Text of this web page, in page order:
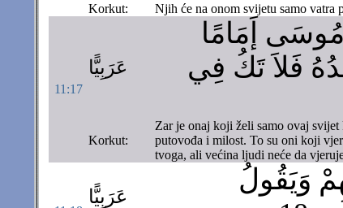
Korkut: Njih će na onom svijetu samo vatra
11:17
عَرَبِيًّا
إَمَامًا
فَلاَ تَكُ فِي
Korkut:
Zar je onaj koji želi samo ovaj
putovođa i milost. To su oni koji
tvoga, ali većina ljudi neće da
عَرَبِيًّا
وَيَقُولُ